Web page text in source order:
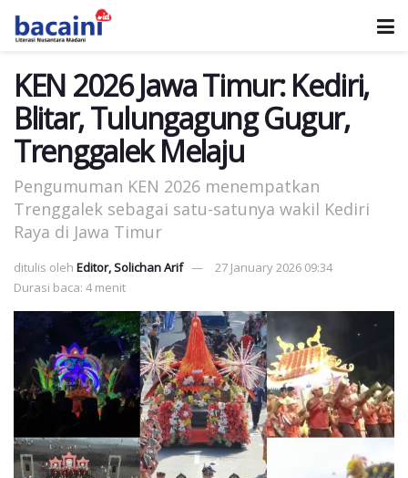
KEN 2026 Jawa Timur: Kediri,
Blitar, Tulungagung Gugur,
Trenggalek Melaju
Pengumuman KEN 2026 menempatkan
Trenggalek sebagai satu-satunya wakil Kediri
Raya di Jawa Timur
ditulis oleh Editor, Solichan Arif
27 January 2026 09:34
Durasi baca: 4 menit